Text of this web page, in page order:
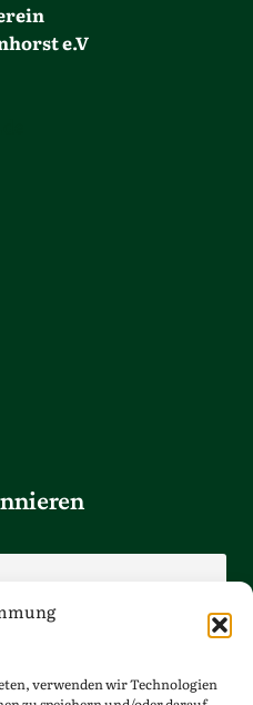
verwenden wir Technologien
e.V